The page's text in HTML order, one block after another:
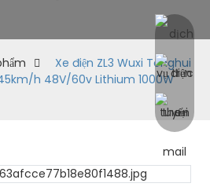
Xe điện ZL3 Wuxi Tenghui
h 48V/60v Lithium 1000W